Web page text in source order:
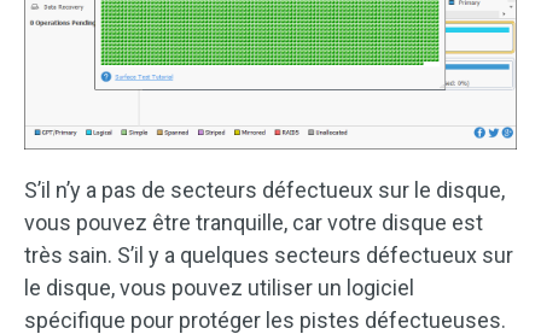
S’il n’y a pas de secteurs défectueux sur le disque,
vous pouvez être tranquille, car votre disque est
très sain. S’il y a quelques secteurs défectueux sur
le disque, vous pouvez utiliser un logiciel
spécifique pour protéger les pistes défectueuses.